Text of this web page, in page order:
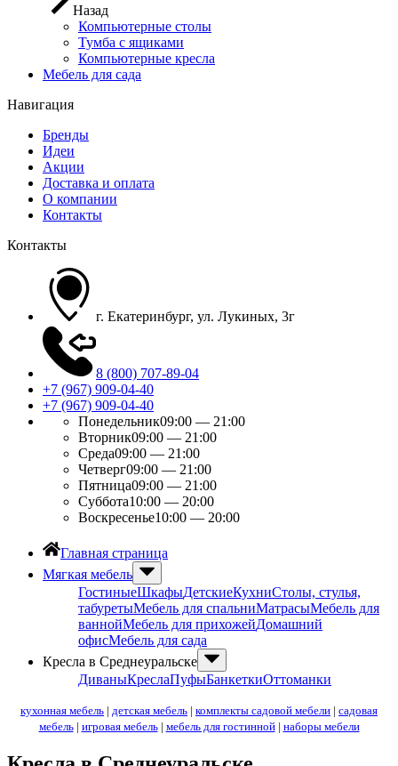
Назад
Компьютерные столы
Тумба с ящиками
Компьютерные кресла
Мебель для сада
Навигация
Бренды
Идеи
Акции
Доставка и оплата
О компании
Контакты
Контакты
г. Екатеринбург, ул. Лукиных, 3г
8 (800) 707-89-04
+7 (967) 909-04-40
+7 (967) 909-04-40
Понедельник09:00 — 21:00
Вторник09:00 — 21:00
Среда09:00 — 21:00
Четверг09:00 — 21:00
Пятница09:00 — 21:00
Суббота10:00 — 20:00
Воскресенье10:00 — 20:00
Главная страница
Мягкая мебель
ГостиныеШкафыДетскиеКухниСтолы, стулья,
табуретыМебель для спальниМатрасыМебель для
ваннойМебель для прихожейДомашний
офисМебель для сада
Кресла в Среднеуральске
ДиваныКреслаПуфыБанкеткиОттоманки
кухонная мебель | детская мебель | комплекты садовой мебели | садовая
мебель| игровая мебель| мебель для гостинной| наборы мебели